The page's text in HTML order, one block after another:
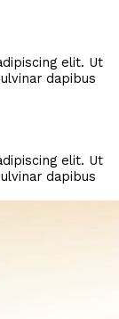
elit. Ut
dapibus
elit. Ut
dapibus